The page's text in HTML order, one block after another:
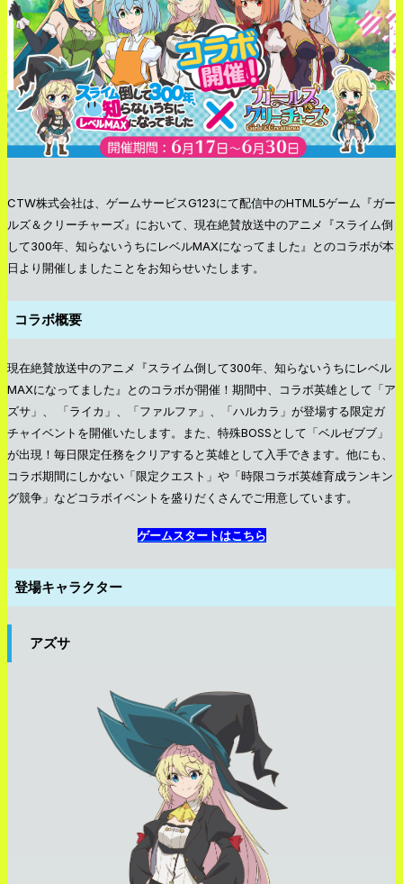
CTW株式会社は、ゲームサービスG123にて配信中のHTML5ゲーム『ガー
ルズ＆クリーチャーズ』において、現在絶賛放送中のアニメ『スライム倒
して300年、知らないうちにレベルMAXになってました』とのコラボが本
日より開催しましたことをお知らせいたします。
コラボ概要
現在絶賛放送中のアニメ『スライム倒して300年、知らないうちにレベル
MAXになってました』とのコラボが開催！期間中、コラボ英雄として「ア
ズサ」、 「ライカ」、「ファルファ」、「ハルカラ」が登場する限定ガ
チャイベントを開催いたします。また、特殊BOSSとして「ベルゼブブ」
が出現！毎日限定任務をクリアすると英雄として入手できます。他にも、
コラボ期間にしかない「限定クエスト」や「時限コラボ英雄育成ランキン
グ競争」などコラボイベントを盛りだくさんでご用意しています。
ゲームスタートはこちら
登場キャラクター
アズサ